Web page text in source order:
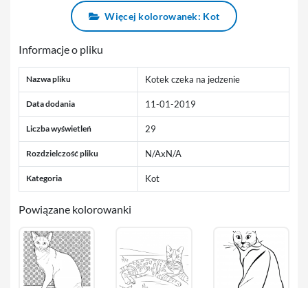
Więcej kolorowanek: Kot
Informacje o pliku
Nazwa pliku Kotek czeka na jedzenie
Data dodania 11-01-2019
Liczba wyświetleń 29
Rozdzielczość pliku N/AxN/A
Kategoria Kot
Powiązane kolorowanki